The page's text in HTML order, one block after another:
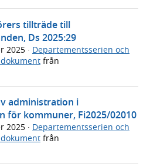
tillträde till
Ds 2025:29
2025 · Departementsserien och
från
administration i
för kommuner, Fi2025/02010
2025 · Departementsserien och
från